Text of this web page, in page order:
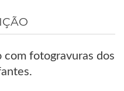
com fotogravuras dos